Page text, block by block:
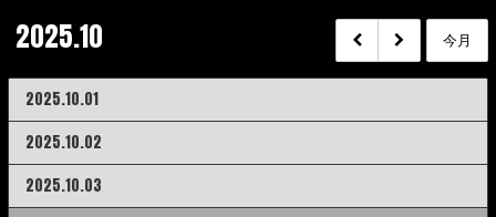
2025.10 今月
2025.10.01
2025.10.02
2025.10.03